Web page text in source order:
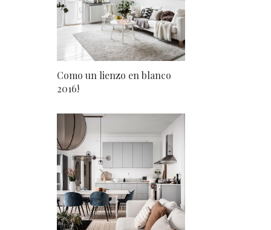
Como un lienzo en blanco
2016!